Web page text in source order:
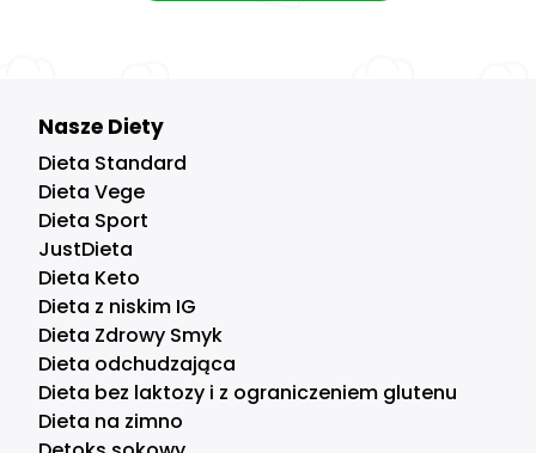
Nasze Diety
Dieta Standard
Dieta Vege
Dieta Sport
JustDieta
Dieta Keto
Dieta z niskim IG
Dieta Zdrowy Smyk
Dieta odchudzająca
Dieta bez laktozy i z ograniczeniem glutenu
Dieta na zimno